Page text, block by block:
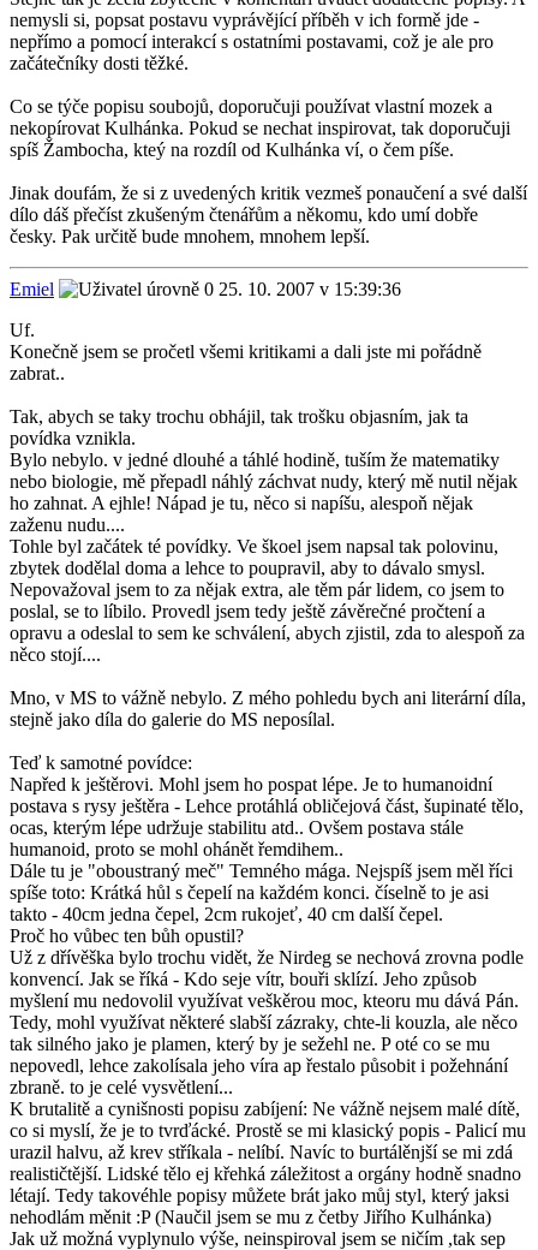
nemysli si, popsat postavu vyprávějící příběh v ich formě jde -
nepřímo a pomocí interakcí s ostatními postavami, což je ale pro
začátečníky dosti těžké.
Co se týče popisu soubojů, doporučuji používat vlastní mozek a
nekopírovat Kulhánka. Pokud se nechat inspirovat, tak doporučuji
spíš Žambocha, kteý na rozdíl od Kulhánka ví, o čem píše.
Jinak doufám, že si z uvedených kritik vezmeš ponaučení a své další
dílo dáš přečíst zkušeným čtenářům a někomu, kdo umí dobře
česky. Pak určitě bude mnohem, mnohem lepší.
Emiel
25. 10. 2007 v 15:39:36
Uf.
Konečně jsem se pročetl všemi kritikami a dali jste mi pořádně
zabrat..
Tak, abych se taky trochu obhájil, tak trošku objasním, jak ta
povídka vznikla.
Bylo nebylo. v jedné dlouhé a táhlé hodině, tuším že matematiky
nebo biologie, mě přepadl náhlý záchvat nudy, který mě nutil nějak
ho zahnat. A ejhle! Nápad je tu, něco si napíšu, alespoň nějak
zaženu nudu....
Tohle byl začátek té povídky. Ve škoel jsem napsal tak polovinu,
zbytek dodělal doma a lehce to poupravil, aby to dávalo smysl.
Nepovažoval jsem to za nějak extra, ale těm pár lidem, co jsem to
poslal, se to líbilo. Provedl jsem tedy ještě závěrečné pročtení a
opravu a odeslal to sem ke schválení, abych zjistil, zda to alespoň za
něco stojí....
Mno, v MS to vážně nebylo. Z mého pohledu bych ani literární díla,
stejně jako díla do galerie do MS neposílal.
Teď k samotné povídce:
Napřed k ještěrovi. Mohl jsem ho pospat lépe. Je to humanoidní
postava s rysy ještěra - Lehce protáhlá obličejová část, šupinaté tělo,
ocas, kterým lépe udržuje stabilitu atd.. Ovšem postava stále
humanoid, proto se mohl ohánět řemdihem..
Dále tu je "oboustraný meč" Temného mága. Nejspíš jsem měl říci
spíše toto: Krátká hůl s čepelí na každém konci. číselně to je asi
takto - 40cm jedna čepel, 2cm rukojeť, 40 cm další čepel.
Proč ho vůbec ten bůh opustil?
Už z dřívěška bylo trochu vidět, že Nirdeg se nechová zrovna podle
konvencí. Jak se říká - Kdo seje vítr, bouři sklízí. Jeho způsob
myšlení mu nedovolil využívat veškěrou moc, kteoru mu dává Pán.
Tedy, mohl využívat některé slabší zázraky, chte-li kouzla, ale něco
tak silného jako je plamen, který by je sežehl ne. P oté co se mu
nepovedl, lehce zakolísala jeho víra ap řestalo působit i požehnání
zbraně. to je celé vysvětlení...
K brutalitě a cynišnosti popisu zabíjení: Ne vážně nejsem malé dítě,
co si myslí, že je to tvrďácké. Prostě se mi klasický popis - Palicí mu
urazil halvu, až krev stříkala - nelíbí. Navíc to burtálěnjší se mi zdá
realističtější. Lidské tělo ej křehká záležitost a orgány hodně snadno
létají. Tedy takovéhle popisy můžete brát jako můj styl, který jaksi
nehodlám měnit :P (Naučil jsem se mu z četby Jiřího Kulhánka)
Jak už možná vyplynulo výše, neinspiroval jsem se ničím ,tak sep